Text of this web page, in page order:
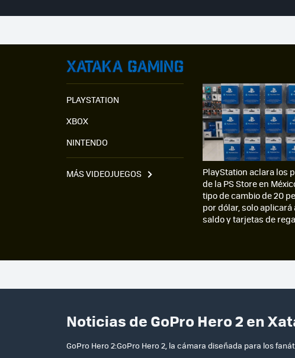
PLAYSTATION
XBOX
NINTENDO
MÁS VIDEOJUEGOS
PlayStation aclara los
de la PS Store en
tipo de cambio de 20
por dólar, solo aplicará
saldo y tarjetas de
Noticias de GoPro Hero 2 en
GoPro Hero 2:GoPro Hero 2, la cámara diseñada para los